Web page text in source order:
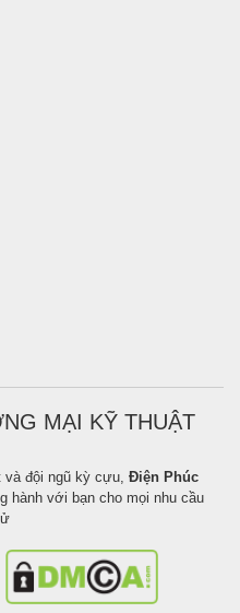
MẠI KỸ THUẬT
và đội ngũ kỳ cựu, Điện Phúc
hành với bạn cho mọi nhu cầu